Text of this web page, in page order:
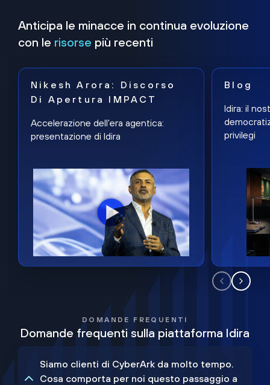
Anticipa le minacce in continua evoluzione
con le risorse più recenti
Nikesh Arora: Discorso
Di Apertura IMPACT
Accelerazione dell'era agentica:
presentazione di Idira
Blog
Idira: il
privilegi
DOMANDE FREQUENTI
Domande frequenti sulla piattaforma Idira
Siamo clienti di CyberArk da molto tempo.
Cosa comporta per noi questo passaggio a